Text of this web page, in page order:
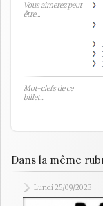
Vous aimerez peut
être...
Mot-clefs de ce
billet...
Dans la même
Lundi 25/09/2023